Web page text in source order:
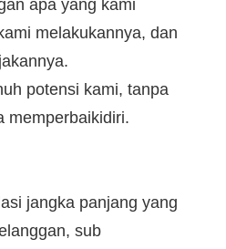
apa yang kami
melakukannya, dan
potensi kami, tanpa
memperbaikidiri.
jangka panjang yang
sub